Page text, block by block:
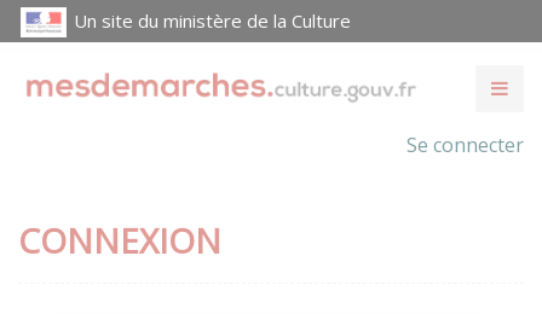
Un site du ministère de la Culture
Se connecter
CONNEXION